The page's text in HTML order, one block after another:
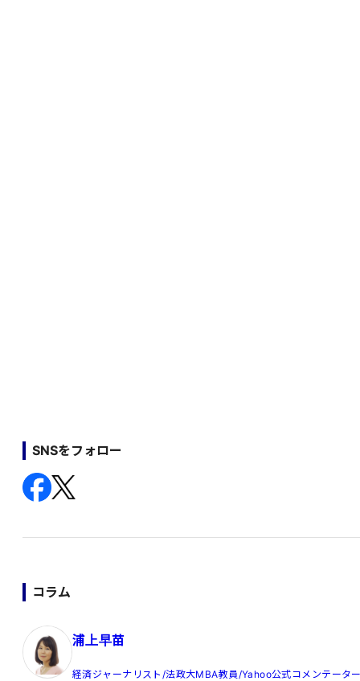
SNSをフォロー
コラム
浦上早苗
経済ジャーナリスト/法政大MBA教員/Yahoo公式コメンテータ